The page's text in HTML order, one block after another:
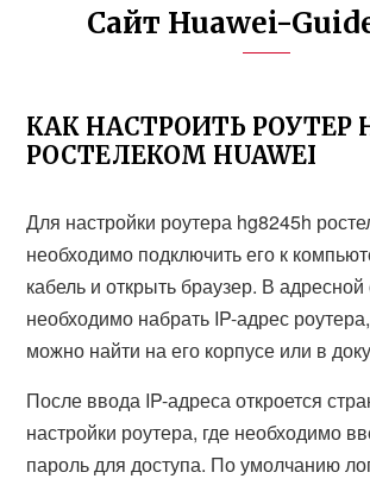
Сайт Huawei-
КАК НАСТРОИТЬ РОУТЕР
РОСТЕЛЕКОМ HUAWEI
Для настройки роутера hg8245h
необходимо подключить его к
кабель и открыть браузер. В адресной
необходимо набрать IP-адрес
можно найти на его корпусе или в
После ввода IP-адреса откроется
настройки роутера, где необходимо
пароль для доступа. По умолчанию